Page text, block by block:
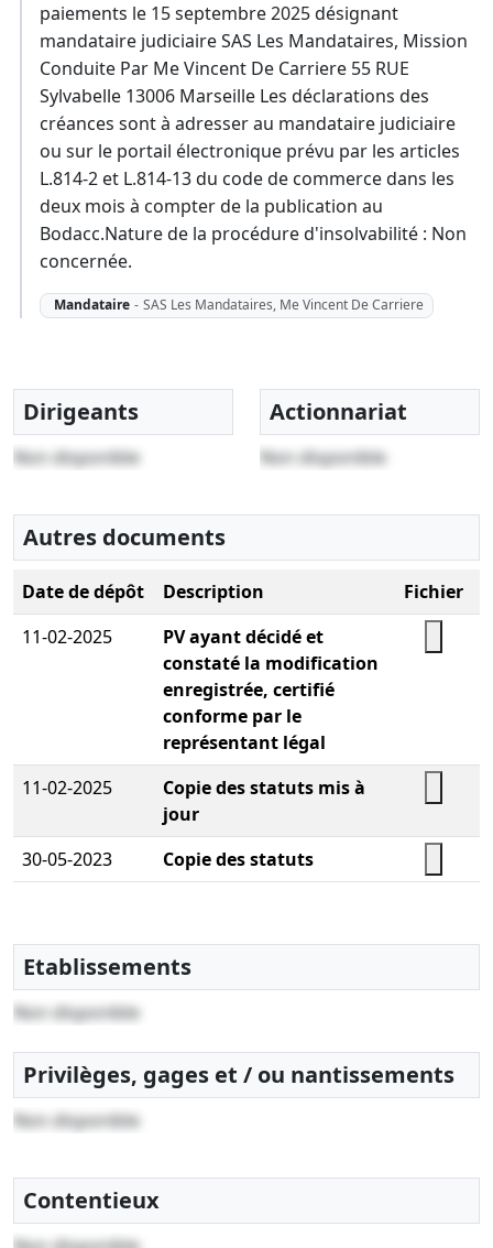
paiements le 15 septembre 2025 désignant
mandataire judiciaire SAS Les Mandataires, Mission
Conduite Par Me Vincent De Carriere 55 RUE
Sylvabelle 13006 Marseille Les déclarations des
créances sont à adresser au mandataire judiciaire
ou sur le portail électronique prévu par les articles
L.814-2 et L.814-13 du code de commerce dans les
deux mois à compter de la publication au
Bodacc.Nature de la procédure d'insolvabilité : Non
concernée.
Mandataire - SAS Les Mandataires, Me Vincent De Carriere
Dirigeants
Non disponible
Actionnariat
Non disponible
Autres documents
Date de dépôt Description
Fichier
11-02-2025
PV ayant décidé et
constaté la modification
enregistrée, certifié
conforme par le
représentant légal
11-02-2025
Copie des statuts mis à
jour
30-05-2023
Copie des statuts
Etablissements
Non disponible
Privilèges, gages et / ou nantissements
Non disponible
Contentieux